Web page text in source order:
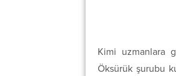
Kimi uzmanlara
Öksürük şurubu